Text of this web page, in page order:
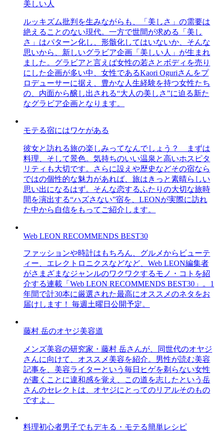
美しい人
ルッキズム批判を生みながらも、「美しさ」の需要は
絶えることのない現代。一方で世間が求める「美し
さ」はパターン化し、形骸化してはいないか、そんな
思いから、新しいグラビア企画「美しい人」が生まれ
ました。グラビアと言えば女性の若さとボディを売り
にした企画が多い中、女性であるKaori Oguriさんをプ
ロデューサーに据え、豊かな人生経験を持つ女性たち
の、内面から醸し出される“大人の美しさ”に迫る新た
なグラビア企画となります。
モテる宿にはワケがある
彼女と訪れる旅の楽しみってなんでしょう？ まずは
料理、そして景色。気持ちのいい温泉と高いホスピタ
リティも大切です。さらに設えや歴史などその宿なら
ではの個性的な魅力があれば、旅はきっと素晴らしい
思い出になるはず。そんな恋するふたりの大切な旅時
間を演出する“ハズさない”宿を、LEONが実際に訪れ
た中から自信をもってご紹介します。
Web LEON RECOMMENDS BEST30
ファッションや時計はもちろん、グルメからビューテ
ィー、エレクトロニクスなどなど、Web LEON編集者
がさまざまなジャンルのワクワクするモノ・コトを紹
介する連載「Web LEON RECOMMENDS BEST30」。1
年間で計30本に厳選された最高にオススメのネタをお
届けします！ 毎週土曜日公開予定。
藤村 岳のオヤジ美容道
メンズ美容の研究家・藤村 岳さんが、同世代のオヤジ
さんに向けて、オススメ美容を紹介。男性が読む美容
記事を、美容ライターという毎日ヒゲを剃らない女性
が書くことに違和感を覚え、この道を志したという岳
さんのセレクトは、オヤジにとってのリアルそのもの
ですよ。
料理初心者男子でもデキる・モテる簡単レシピ